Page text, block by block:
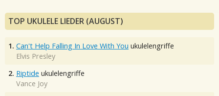
TOP UKULELE LIEDER (AUGUST)
1. Can't Help Falling In Love With You ukulelengriffe
Elvis Presley
2. Riptide ukulelengriffe
Vance Joy